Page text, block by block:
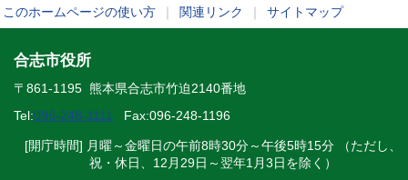
このホームページの使い方
関連リンク サイトマップ
合志市役所
〒861-1195 熊本県合志市竹迫2140番地
Tel:096-248-1111 Fax:096-248-1196
[開庁時間] 月曜～金曜日の午前8時30分～午後5時15分 （ただし、
祝・休日、12月29日～翌年1月3日を除く）